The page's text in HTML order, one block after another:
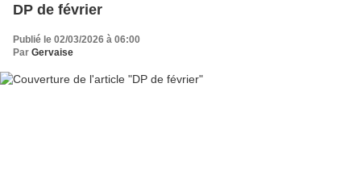
DP de février
Publié le 02/03/2026 à 06:00
Par Gervaise